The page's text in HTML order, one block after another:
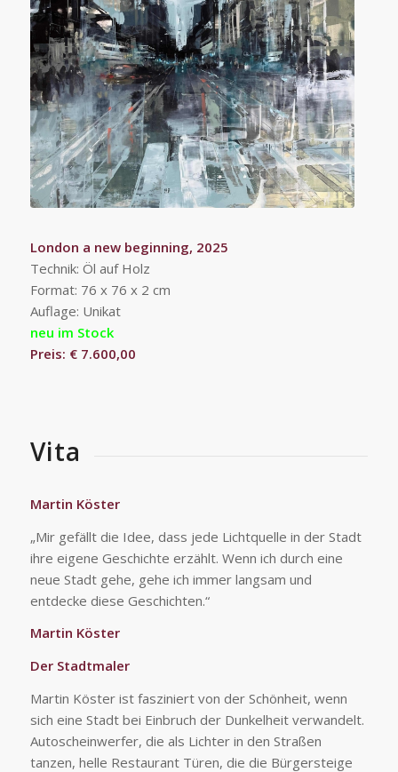
London a new beginning, 2025
Technik: Öl auf Holz
Format: 76 x 76 x 2 cm
Auflage: Unikat
neu im Stock
Preis: € 7.600,00
Vita
Martin Köster
„Mir gefällt die Idee, dass jede Lichtquelle in der Stadt
ihre eigene Geschichte erzählt. Wenn ich durch eine
neue Stadt gehe, gehe ich immer langsam und
entdecke diese Geschichten.“
Martin Köster
Der Stadtmaler
Martin Köster ist fasziniert von der Schönheit, wenn
sich eine Stadt bei Einbruch der Dunkelheit verwandelt.
Autoscheinwerfer, die als Lichter in den Straßen
tanzen, helle Restaurant Türen, die die Bürgersteige